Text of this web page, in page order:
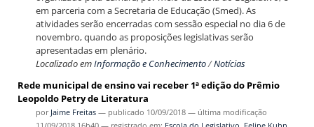
em parceria com a Secretaria de Educação (Smed). As
atividades serão encerradas com sessão especial no dia 6 de
novembro, quando as proposições legislativas serão
apresentadas em plenário.
Localizado emInformação e Conhecimento/Notícias
Rede municipal de ensino vai receber 1ª edição do Prêmio
Leopoldo Petry de Literatura
por Jaime Freitas — publicado 10/09/2018 — última modificação